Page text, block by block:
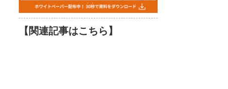
【関連記事はこちら】